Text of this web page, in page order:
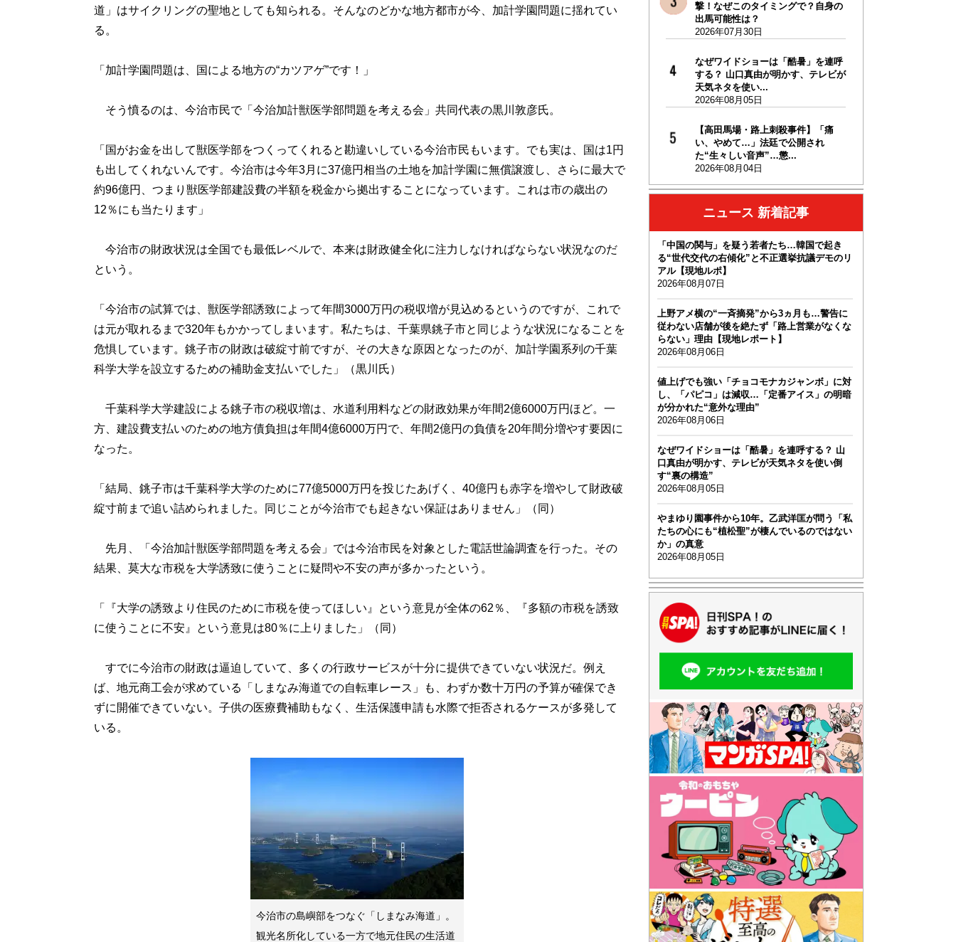
道」はサイクリングの聖地としても知られる。そんなのどかな地方都市が今、加計学園問題に揺れてい
る。
「加計学園問題は、国による地方の“カツアゲ”です！」
そう憤るのは、今治市民で「今治加計獣医学部問題を考える会」共同代表の黒川敦彦氏。
「国がお金を出して獣医学部をつくってくれると勘違いしている今治市民もいます。でも実は、国は1円
も出してくれないんです。今治市は今年3月に37億円相当の土地を加計学園に無償譲渡し、さらに最大で
約96億円、つまり獣医学部建設費の半額を税金から拠出することになっています。これは市の歳出の
12％にも当たります」
今治市の財政状況は全国でも最低レベルで、本来は財政健全化に注力しなければならない状況なのだ
という。
「今治市の試算では、獣医学部誘致によって年間3000万円の税収増が見込めるというのですが、これで
は元が取れるまで320年もかかってしまいます。私たちは、千葉県銚子市と同じような状況になることを
危惧しています。銚子市の財政は破綻寸前ですが、その大きな原因となったのが、加計学園系列の千葉
科学大学を設立するための補助金支払いでした」（黒川氏）
千葉科学大学建設による銚子市の税収増は、水道利用料などの財政効果が年間2億6000万円ほど。一
方、建設費支払いのための地方債負担は年間4億6000万円で、年間2億円の負債を20年間分増やす要因に
なった。
「結局、銚子市は千葉科学大学のために77億5000万円を投じたあげく、40億円も赤字を増やして財政破
綻寸前まで追い詰められました。同じことが今治市でも起きない保証はありません」（同）
先月、「今治加計獣医学部問題を考える会」では今治市民を対象とした電話世論調査を行った。その
結果、莫大な市税を大学誘致に使うことに疑問や不安の声が多かったという。
「『大学の誘致より住民のために市税を使ってほしい』という意見が全体の62％、『多額の市税を誘致
に使うことに不安』という意見は80％に上りました」（同）
すでに今治市の財政は逼迫していて、多くの行政サービスが十分に提供できていない状況だ。例え
ば、地元商工会が求めている「しまなみ海道での自転車レース」も、わずか数十万円の予算が確保でき
ずに開催できていない。子供の医療費補助もなく、生活保護申請も水際で拒否されるケースが多発して
いる。
今治市の島嶼部をつなぐ「しまなみ海道」。
観光名所化している一方で地元住民の生活道
撃！なぜこのタイミングで？自身の
出馬可能性は？
2026年07月30日
なぜワイドショーは「酷暑」を連呼
する？ 山口真由が明かす、テレビが
天気ネタを使い...
2026年08月05日
【高田馬場・路上刺殺事件】「痛
い、やめて…」法廷で公開され
た“生々しい音声”…懲...
2026年08月04日
ニュース 新着記事
「中国の関与」を疑う若者たち…韓国で起き
る“世代交代の右傾化”と不正選挙抗議デモのリ
アル【現地ルポ】
2026年08月07日
上野アメ横の“一斉摘発”から3ヵ月も…警告に
従わない店舗が後を絶たず「路上営業がなくな
らない」理由【現地レポート】
2026年08月06日
値上げでも強い「チョコモナカジャンボ」に対
し、「パピコ」は減収…「定番アイス」の明暗
が分かれた“意外な理由”
2026年08月06日
なぜワイドショーは「酷暑」を連呼する？ 山
口真由が明かす、テレビが天気ネタを使い倒
す“裏の構造”
2026年08月05日
やまゆり園事件から10年。乙武洋匡が問う「私
たちの心にも“植松聖”が棲んでいるのではない
か」の真意
2026年08月05日